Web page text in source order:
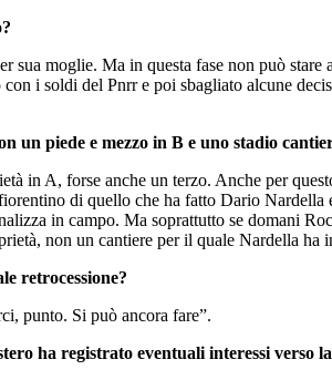
sua moglie. Ma in questa fase non può
i soldi del Pnrr e poi sbagliato alcune
un piede e mezzo in B e uno stadio
in A, forse anche un terzo. Anche per
di quello che ha fatto Dario Nardella
in campo. Ma soprattutto se domani
non un cantiere per il quale Nardella
retrocessione?
punto. Si può ancora fare”.
ha registrato eventuali interessi